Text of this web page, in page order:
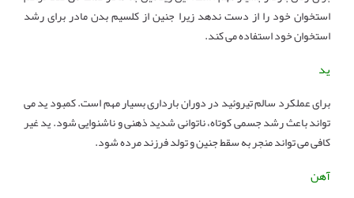
استخوان خود را از دست ندهد زیرا جنین از کلسیم بدن مادر برای رشد
استخوان خود استفاده می کند.
ید
برای عملکرد سالم تیروئید در دوران بارداری بسیار مهم است. کمبود ید می
تواند باعث رشد جسمی کوتاه، ناتوانی شدید ذهنی و ناشنوایی شود. ید غیر
کافی می تواند منجر به سقط جنین و تولد فرزند مرده شود.
آهن